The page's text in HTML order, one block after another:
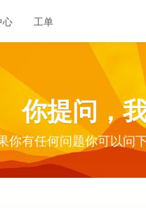
心 工单
你提问，
你有任何问题你可以问